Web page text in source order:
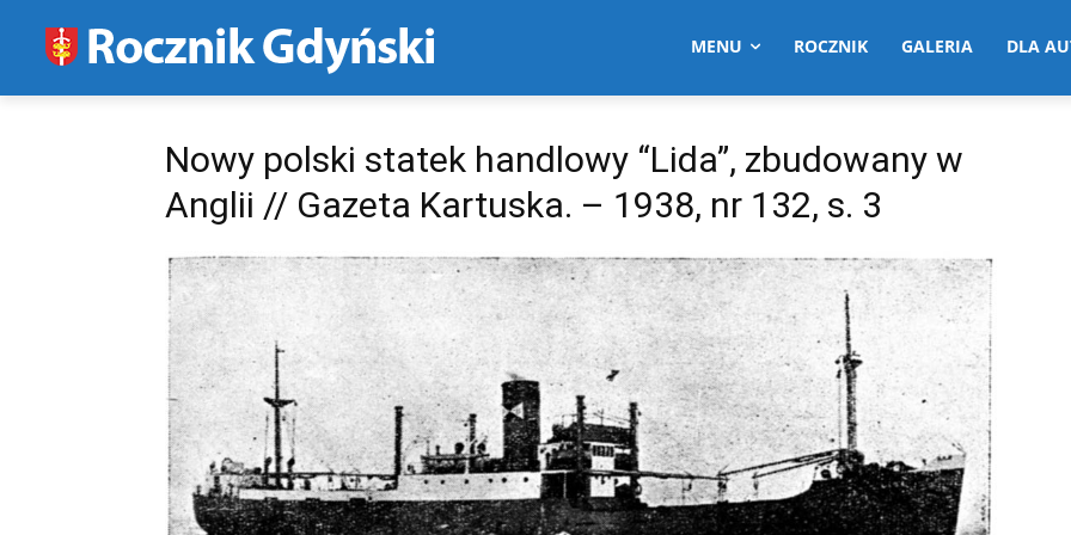
MENU ROCZNIK GALERIA DLA
Nowy polski statek handlowy “Lida”, zbudowany w
Anglii // Gazeta Kartuska. – 1938, nr 132, s. 3